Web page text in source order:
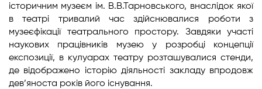
історичним музеєм ім. В.В.Тарновського, внаслідок якої
в театрі тривалий час здійснювалися роботи з
музеєфікації театрального простору. Завдяки участі
наукових працівників музею у розробці концепції
експозиції, в кулуарах театру розташувалися стенди,
де відображено історію діяльності закладу впродовж
дев’яноста років його існування.